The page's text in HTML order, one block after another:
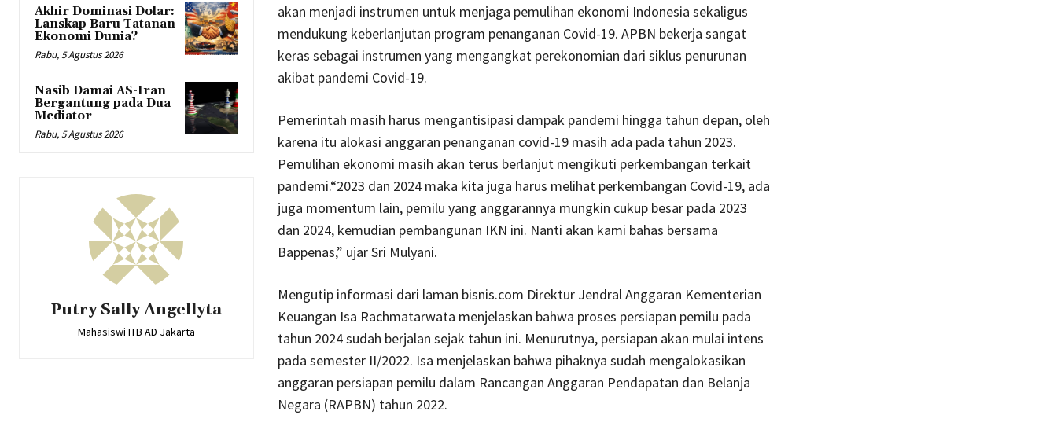
Akhir Dominasi Dolar:
Lanskap Baru Tatanan
Ekonomi Dunia?
Rabu, 5 Agustus 2026
Nasib Damai AS-Iran
Bergantung pada Dua
Mediator
Rabu, 5 Agustus 2026
Putry Sally Angellyta
Mahasiswi ITB AD Jakarta
akan menjadi instrumen untuk menjaga pemulihan ekonomi Indonesia sekaligus
mendukung keberlanjutan program penanganan Covid-19. APBN bekerja sangat
keras sebagai instrumen yang mengangkat perekonomian dari siklus penurunan
akibat pandemi Covid-19.
Pemerintah masih harus mengantisipasi dampak pandemi hingga tahun depan, oleh
karena itu alokasi anggaran penanganan covid-19 masih ada pada tahun 2023.
Pemulihan ekonomi masih akan terus berlanjut mengikuti perkembangan terkait
pandemi.“2023 dan 2024 maka kita juga harus melihat perkembangan Covid-19, ada
juga momentum lain, pemilu yang anggarannya mungkin cukup besar pada 2023
dan 2024, kemudian pembangunan IKN ini. Nanti akan kami bahas bersama
Bappenas,” ujar Sri Mulyani.
Mengutip informasi dari laman bisnis.com Direktur Jendral Anggaran Kementerian
Keuangan Isa Rachmatarwata menjelaskan bahwa proses persiapan pemilu pada
tahun 2024 sudah berjalan sejak tahun ini. Menurutnya, persiapan akan mulai intens
pada semester II/2022. Isa menjelaskan bahwa pihaknya sudah mengalokasikan
anggaran persiapan pemilu dalam Rancangan Anggaran Pendapatan dan Belanja
Negara (RAPBN) tahun 2022.